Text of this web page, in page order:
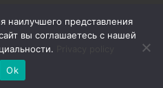
Reserved. Же-ЖУР все права
наилучшего представления
вы соглашаетесь с нашей
Ok